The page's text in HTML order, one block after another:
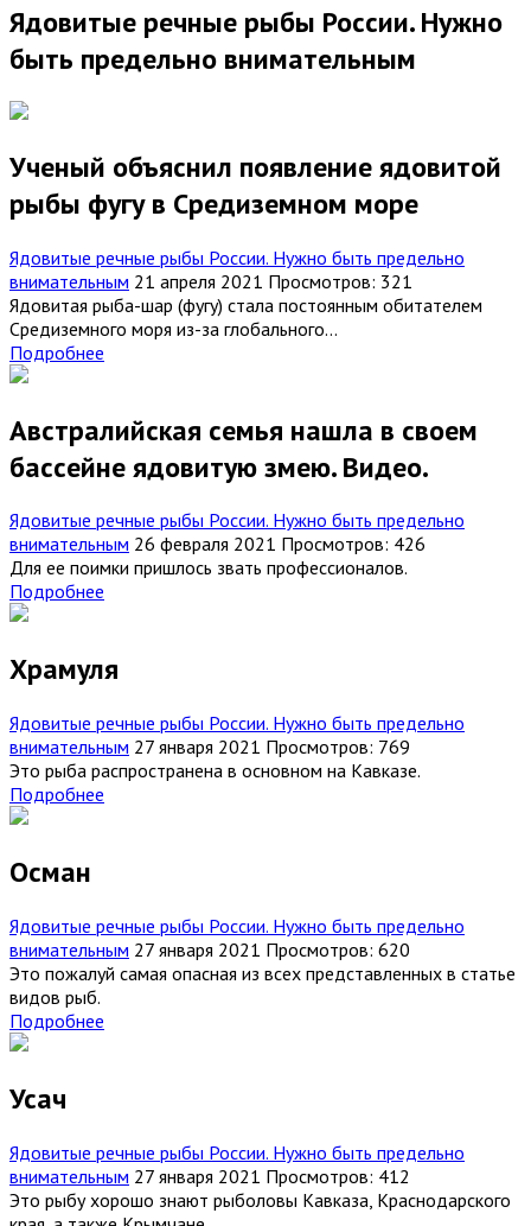
Ядовитые речные рыбы России. Нужно
быть предельно внимательным
Ученый объяснил появление ядовитой
рыбы фугу в Средиземном море
Ядовитые речные рыбы России. Нужно быть предельно
внимательным 21 апреля 2021 Просмотров: 321
Ядовитая рыба-шар (фугу) стала постоянным обитателем
Средиземного моря из-за глобального...
Подробнее
Австралийская семья нашла в своем
бассейне ядовитую змею. Видео.
Ядовитые речные рыбы России. Нужно быть предельно
внимательным 26 февраля 2021 Просмотров: 426
Для ее поимки пришлось звать профессионалов.
Подробнее
Храмуля
Ядовитые речные рыбы России. Нужно быть предельно
внимательным 27 января 2021 Просмотров: 769
Это рыба распространена в основном на Кавказе.
Подробнее
Осман
Ядовитые речные рыбы России. Нужно быть предельно
внимательным 27 января 2021 Просмотров: 620
Это пожалуй самая опасная из всех представленных в статье
видов рыб.
Подробнее
Усач
Ядовитые речные рыбы России. Нужно быть предельно
внимательным 27 января 2021 Просмотров: 412
Это рыбу хорошо знают рыболовы Кавказа, Краснодарского